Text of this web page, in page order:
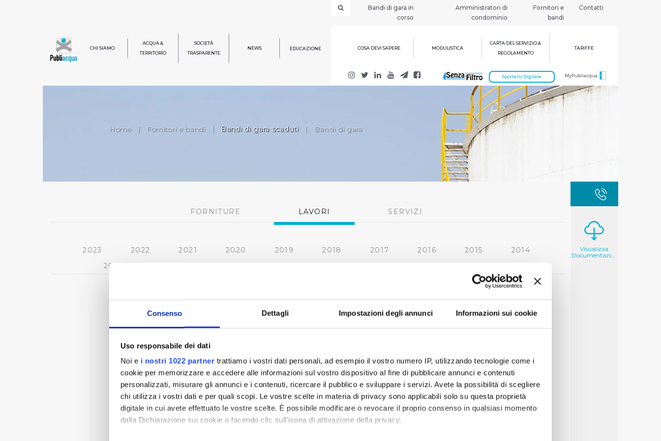
Consenso Dettagli Impostazioni degli annunci Informazioni sui cookie
Uso responsabile dei dati
Noi e i nostri 1022 partner trattiamo i vostri dati personali, ad esempio il vostro numero IP, utilizzando tecnologie come i
cookie per memorizzare e accedere alle informazioni sul vostro dispositivo al fine di pubblicare annunci e contenuti
personalizzati, misurare gli annunci e i contenuti, ricercare il pubblico e sviluppare i servizi. Avete la possibilità di scegliere
chi utilizza i vostri dati e per quali scopi. Le vostre scelte in materia di privacy sono applicabili solo su questa proprietà
digitale in cui avete effettuato le vostre scelte. È possibile modificare o revocare il proprio consenso in qualsiasi momento
dalla Dichiarazione sui cookie o facendo clic sull'icona di attivazione della privacy.
Bandi di gara in
corso
Amministratori di
condominio
Fornitori e
bandi
Contatti
CHI SIAMO
ACQUA &
TERRITORIO
SOCIETÀ
TRASPARENTE
NEWS EDUCAZIONE COSA DEVI SAPERE MODULISTICA
CARTA DEL SERVIZIO &
REGOLAMENTO
TARIFFE
MyPubliacqua
Sportello Digitale
Home | Fornitori e bandi | Bandi di gara scaduti | Bandi di gara
FORNITURE LAVORI SERVIZI
2023 2022 2021 2020 2019 2018 2017 2016 2015
2014
2013
Visualizza
Documentazione